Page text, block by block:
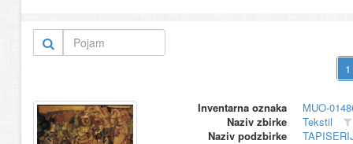
Inventarna oznaka
MUO-
Naziv zbirke
Tekstil
Naziv podzbirke